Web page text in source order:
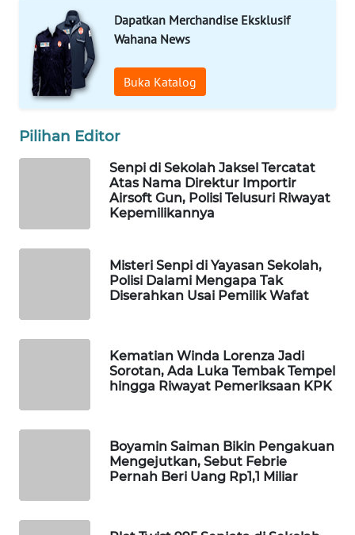
Dapatkan Merchandise Eksklusif
Wahana News
Buka Katalog
Pilihan Editor
Senpi di Sekolah Jaksel Tercatat
Atas Nama Direktur Importir
Airsoft Gun, Polisi Telusuri Riwayat
Kepemilikannya
Misteri Senpi di Yayasan Sekolah,
Polisi Dalami Mengapa Tak
Diserahkan Usai Pemilik Wafat
Kematian Winda Lorenza Jadi
Sorotan, Ada Luka Tembak Tempel
hingga Riwayat Pemeriksaan KPK
Boyamin Saiman Bikin Pengakuan
Mengejutkan, Sebut Febrie
Pernah Beri Uang Rp1,1 Miliar
WAHANANEWS
ID
WAHANANEWS
CO ID
WAHANANEWS
NET
WAHANA
WAHANA